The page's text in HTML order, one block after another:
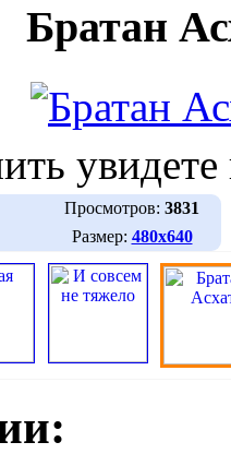
Братан
Просмотров: 3831
Размер: 480х640